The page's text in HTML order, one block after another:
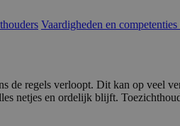
Vaardigheden en
de regels verloopt. Dit kan op veel
netjes en ordelijk blijft.